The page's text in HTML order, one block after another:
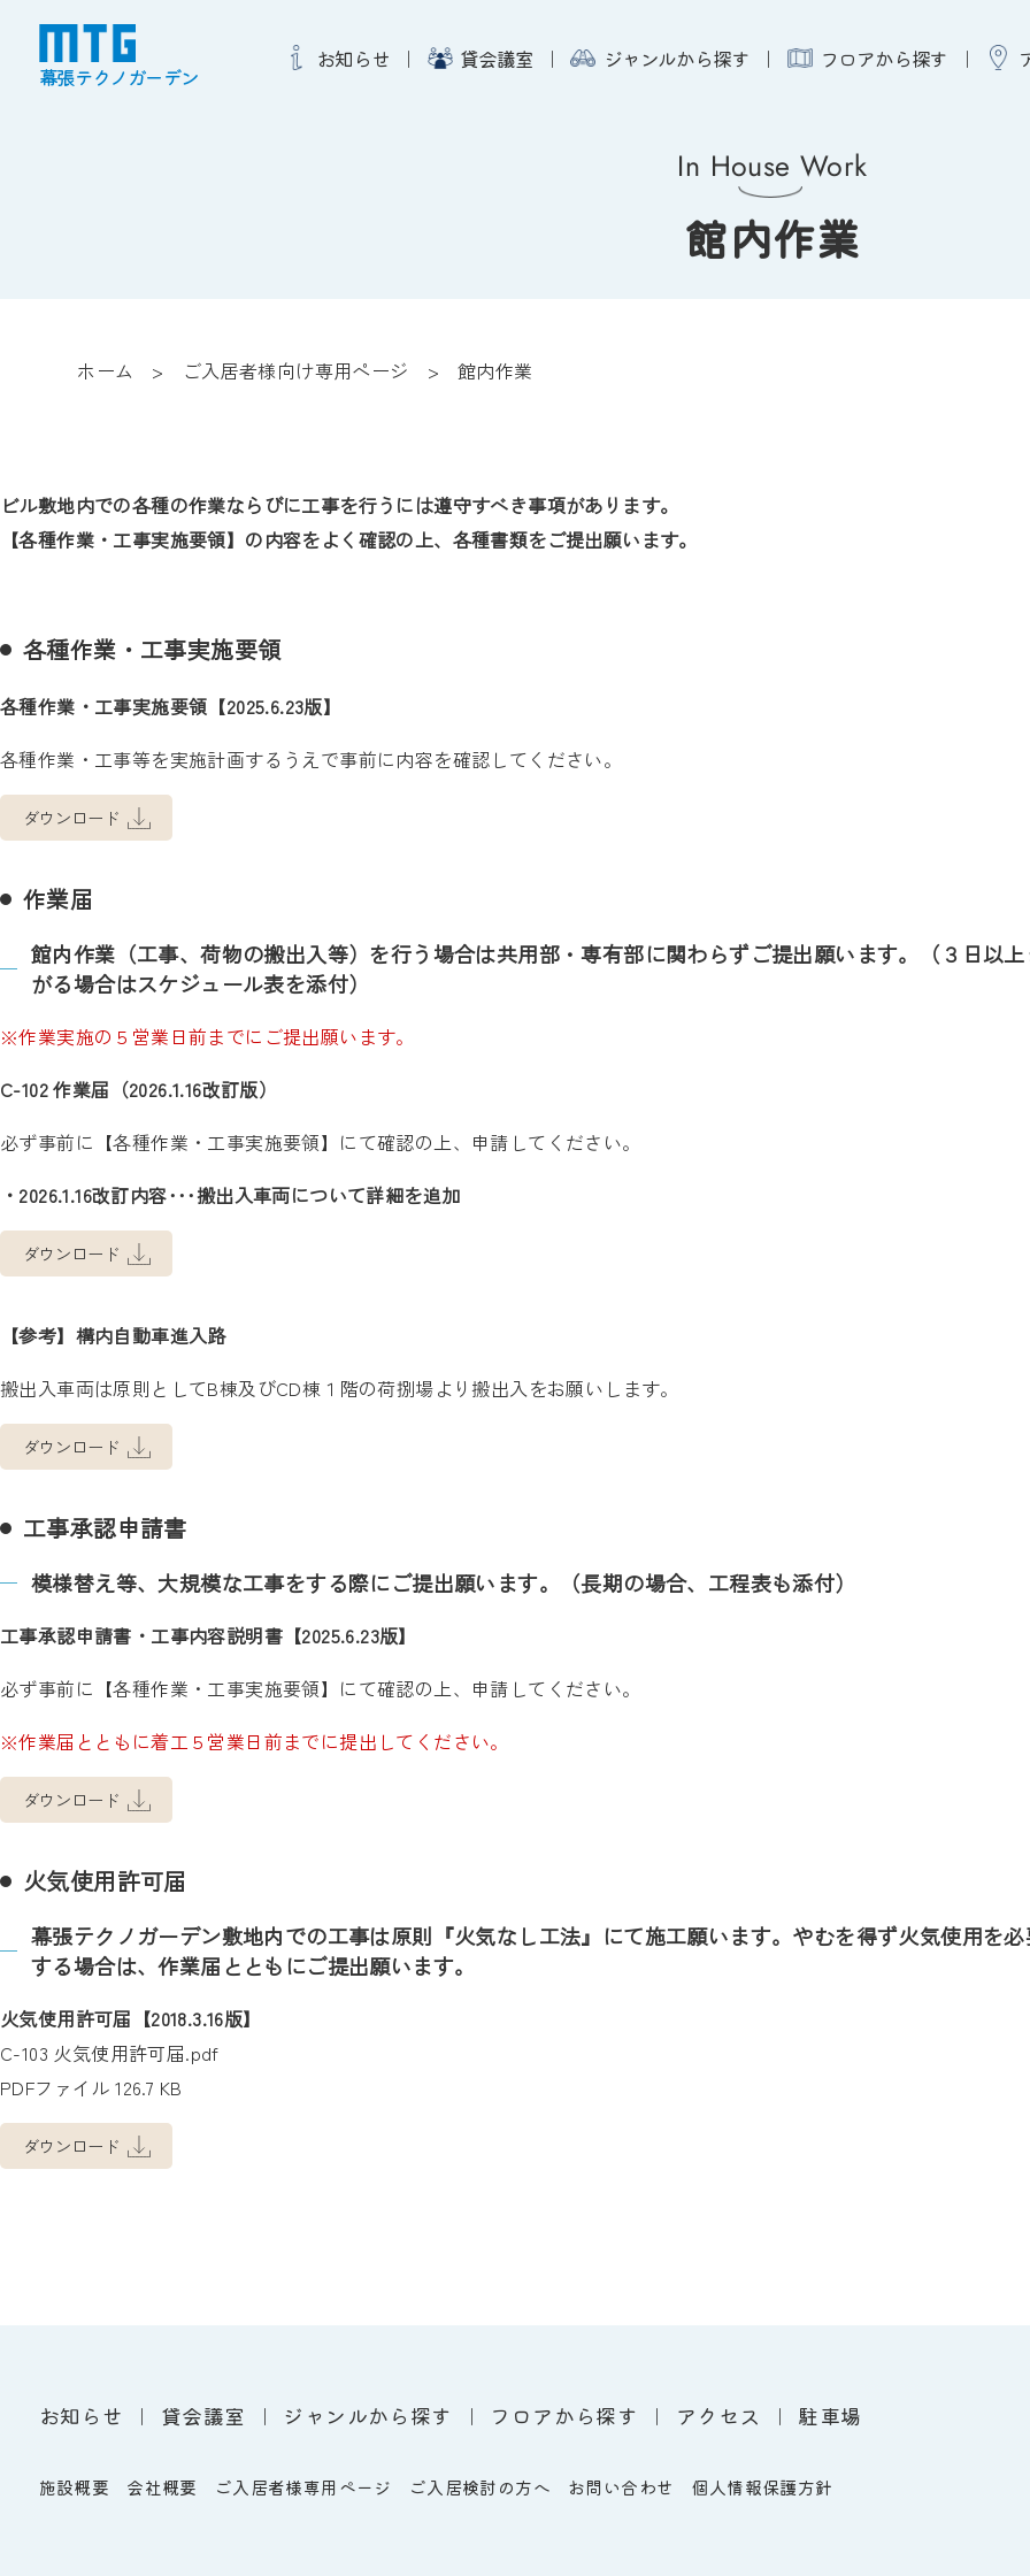
幕張テクノガーデン
お知らせ 貸会議室 ジャンルから探す フロアから探す
In House Work
館内作業
ホーム ご入居者様向け専用ページ 館内作業
ビル敷地内での各種の作業ならびに工事を行うには遵守すべき事項があります。
【各種作業・工事実施要領】の内容をよく確認の上、各種書類をご提出願います。
各種作業・工事実施要領
各種作業・工事実施要領【2025.6.23版】
各種作業・工事等を実施計画するうえで事前に内容を確認してください。
ダウンロード
作業届
館内作業（工事、荷物の搬出入等）を行う場合は共用部・専有部に関わらずご提出願います。（３日以
がる場合はスケジュール表を添付）
※作業実施の５営業日前までにご提出願います。
C-102 作業届（2026.1.16改訂版）
必ず事前に【各種作業・工事実施要領】にて確認の上、申請してください。
・2026.1.16改訂内容･･･搬出入車両について詳細を追加
ダウンロード
【参考】構内自動車進入路
搬出入車両は原則としてB棟及びCD棟１階の荷捌場より搬出入をお願いします。
ダウンロード
工事承認申請書
模様替え等、大規模な工事をする際にご提出願います。（長期の場合、工程表も添付）
工事承認申請書・工事内容説明書【2025.6.23版】
必ず事前に【各種作業・工事実施要領】にて確認の上、申請してください。
※作業届とともに着工５営業日前までに提出してください。
ダウンロード
火気使用許可届
幕張テクノガーデン敷地内での工事は原則『火気なし工法』にて施工願います。やむを得ず火気使用を
する場合は、作業届とともにご提出願います。
火気使用許可届【2018.3.16版】
C-103 火気使用許可届.pdf
PDFファイル 126.7 KB
ダウンロード
お知らせ 貸会議室 ジャンルから探す フロアから探す アクセス 駐車場
施設概要 会社概要 ご入居者様専用ページ ご入居検討の方へ お問い合わせ 個人情報保護方針